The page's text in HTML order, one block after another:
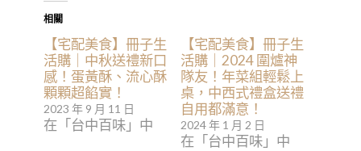
相關
【宅配美食】冊子生
活購｜中秋送禮新口
感！蛋黃酥、流心酥
顆顆超餡實！
2023 年 9 月 11 日
在「台中百味」中
【宅配美食】冊子生
活購｜2024 圍爐神
隊友！年菜組輕鬆上
桌，中西式禮盒送禮
自用都滿意！
2024 年 1 月 2 日
在「台中百味」中